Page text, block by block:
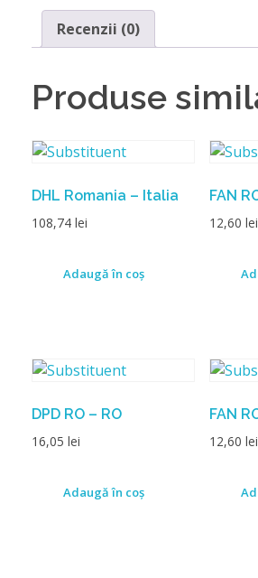
Recenzii (0)
Produse
DHL Romania – Italia
108,74 lei
Adaugă în coș
FAN
12,60 lei
DPD RO – RO
16,05 lei
Adaugă în coș
FAN
12,60 lei